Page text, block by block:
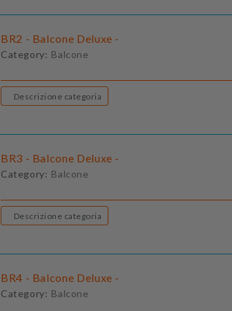
BR2 - Balcone Deluxe -
Category: Balcone
Descrizione categoria
BR3 - Balcone Deluxe -
Category: Balcone
Descrizione categoria
BR4 - Balcone Deluxe -
Category: Balcone